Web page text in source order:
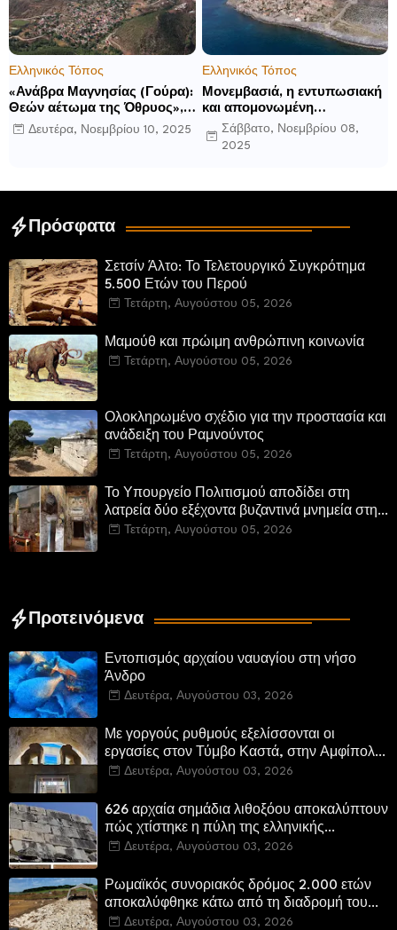
Ελληνικός Τόπος
«Ανάβρα Μαγνησίας (Γούρα):
Θεών αέτωμα της Όθρυος»,
γράφει ο Δημήτρης Β.
Καρέλης
Δευτέρα, Νοεμβρίου 10, 2025
Ελληνικός Τόπος
Μονεμβασιά, η εντυπωσιακή
και απομονωμένη
οχυρωμένη πόλη που
ιδρύθηκε από τους
Σάββατο, Νοεμβρίου 08,
2025
Πρόσφατα
Σετσίν Άλτο: Το Τελετουργικό Συγκρότημα
5.500 Ετών του Περού
Τετάρτη, Αυγούστου 05, 2026
Μαμούθ και πρώιμη ανθρώπινη κοινωνία
Τετάρτη, Αυγούστου 05, 2026
Ολοκληρωμένο σχέδιο για την προστασία και
ανάδειξη του Ραμνούντος
Τετάρτη, Αυγούστου 05, 2026
Το Υπουργείο Πολιτισμού αποδίδει στη
λατρεία δύο εξέχοντα βυζαντινά μνημεία στην
Καστοριά και έπεται το αποκαταστημένο
Τετάρτη, Αυγούστου 05, 2026
Προτεινόμενα
Εντοπισμός αρχαίου ναυαγίου στη νήσο
Άνδρο
Δευτέρα, Αυγούστου 03, 2026
Με γοργούς ρυθμούς εξελίσσονται οι
εργασίες στον Τύμβο Καστά, στην Αμφίπολη.
Αποδίδονται μνημεία της πόλης
Δευτέρα, Αυγούστου 03, 2026
626 αρχαία σημάδια λιθοξόου αποκαλύπτουν
πώς χτίστηκε η πύλη της ελληνικής
Πτολεμαΐδας στη Λιβύη
Δευτέρα, Αυγούστου 03, 2026
Ρωμαϊκός συνοριακός δρόμος 2.000 ετών
αποκαλύφθηκε κάτω από τη διαδρομή του
νέου αυτοκινητόδρομου Α8 της Γερμανίας
Δευτέρα, Αυγούστου 03, 2026